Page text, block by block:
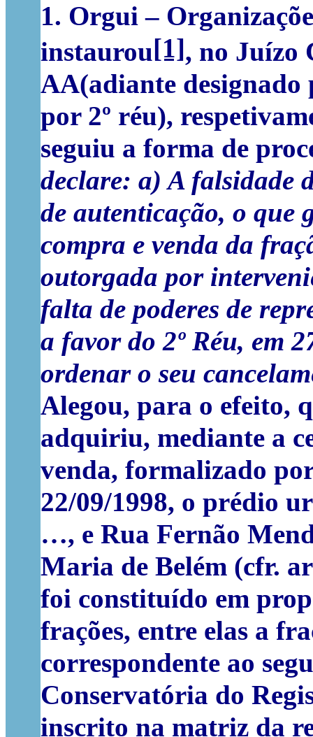
1. Orgui –
instaurou[1], no Juízo
AA(adiante
por 2º réu),
seguiu a forma de
declare: a) A falsidade
de autenticação, o que
compra e venda da
outorgada por
falta de poderes de
a favor do 2º Réu, em
ordenar o seu
Alegou, para o efeito,
adquiriu, mediante a
venda, formalizado
22/09/1998, o prédio
…, e Rua Fernão
Maria de Belém (cfr.
foi constituído em
frações, entre elas a
correspondente ao
Conservatória do
inscrito na matriz da